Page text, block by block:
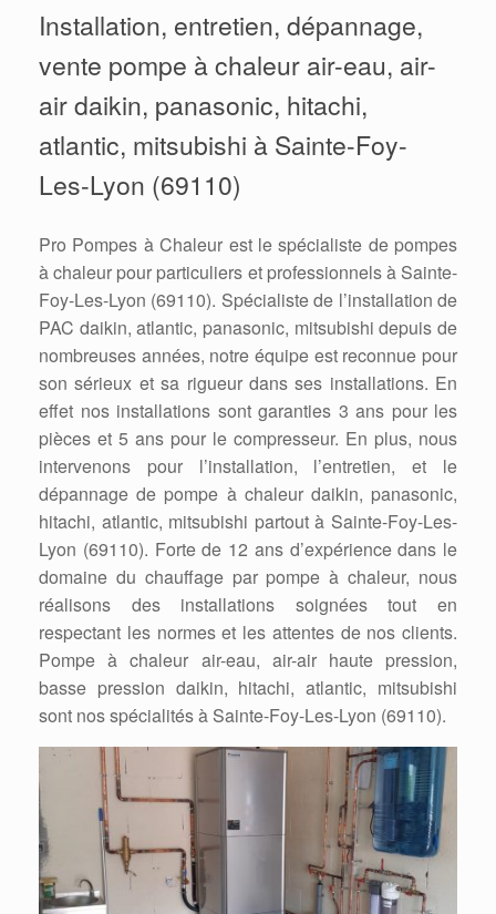
Installation, entretien, dépannage,
vente pompe à chaleur air-eau, air-
air daikin, panasonic, hitachi,
atlantic, mitsubishi à Sainte-Foy-
Les-Lyon (69110)
Pro Pompes à Chaleur est le spécialiste de pompes
à chaleur pour particuliers et professionnels à Sainte-
Foy-Les-Lyon (69110). Spécialiste de l’installation de
PAC daikin, atlantic, panasonic, mitsubishi depuis de
nombreuses années, notre équipe est reconnue pour
son sérieux et sa rigueur dans ses installations. En
effet nos installations sont garanties 3 ans pour les
pièces et 5 ans pour le compresseur. En plus, nous
intervenons pour l’installation, l’entretien, et le
dépannage de pompe à chaleur daikin, panasonic,
hitachi, atlantic, mitsubishi partout à Sainte-Foy-Les-
Lyon (69110). Forte de 12 ans d’expérience dans le
domaine du chauffage par pompe à chaleur, nous
réalisons des installations soignées tout en
respectant les normes et les attentes de nos clients.
Pompe à chaleur air-eau, air-air haute pression,
basse pression daikin, hitachi, atlantic, mitsubishi
sont nos spécialités à Sainte-Foy-Les-Lyon (69110).